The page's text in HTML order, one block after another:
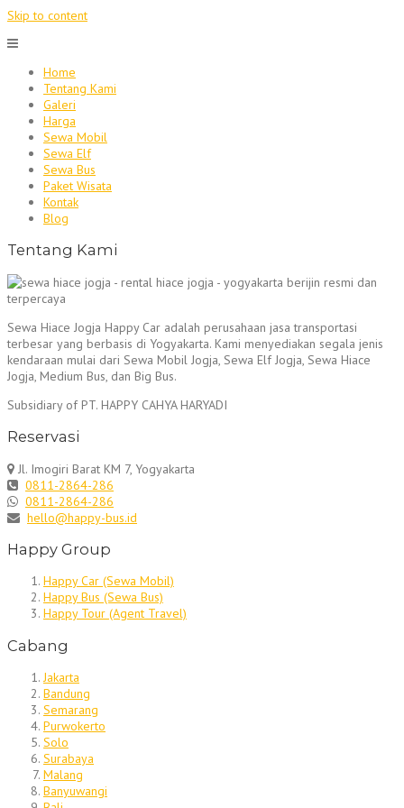
Skip to content
Home
Tentang Kami
Galeri
Harga
Sewa Mobil
Sewa Elf
Sewa Bus
Paket Wisata
Kontak
Blog
Tentang Kami
Sewa Hiace Jogja Happy Car adalah perusahaan jasa transportasi
terbesar yang berbasis di Yogyakarta. Kami menyediakan segala jenis
kendaraan mulai dari Sewa Mobil Jogja, Sewa Elf Jogja, Sewa Hiace
Jogja, Medium Bus, dan Big Bus.
Subsidiary of PT. HAPPY CAHYA HARYADI
Reservasi
Jl. Imogiri Barat KM 7, Yogyakarta
0811-2864-286
0811-2864-286
hello@happy-bus.id
Happy Group
Happy Car (Sewa Mobil)
Happy Bus (Sewa Bus)
Happy Tour (Agent Travel)
Cabang
Jakarta
Bandung
Semarang
Purwokerto
Solo
Surabaya
Malang
Banyuwangi